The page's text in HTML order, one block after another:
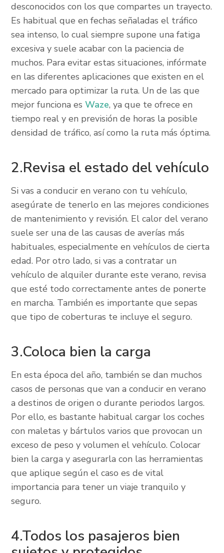
desconocidos con los que compartes un trayecto.
Es habitual que en fechas señaladas el tráfico
sea intenso, lo cual siempre supone una fatiga
excesiva y suele acabar con la paciencia de
muchos. Para evitar estas situaciones, infórmate
en las diferentes aplicaciones que existen en el
mercado para optimizar la ruta. Un de las que
mejor funciona esWaze, ya que te ofrece en
tiempo real y en previsión de horas la posible
densidad de tráfico, así como la ruta más óptima.
2.Revisa el estado del vehículo
Si vas a conducir en verano con tu vehículo,
asegúrate de tenerlo en las mejores condiciones
de mantenimiento y revisión. El calor del verano
suele ser una de las causas de averías más
habituales, especialmente en vehículos de cierta
edad. Por otro lado, si vas a contratar un
vehículo de alquiler durante este verano, revisa
que esté todo correctamente antes de ponerte
en marcha. También es importante que sepas
que tipo de coberturas te incluye el seguro.
3.Coloca bien la carga
En esta época del año, también se dan muchos
casos de personas que van a conducir en verano
a destinos de origen o durante periodos largos.
Por ello, es bastante habitual cargar los coches
con maletas y bártulos varios que provocan un
exceso de peso y volumen el vehículo. Colocar
bien la carga y asegurarla con las herramientas
que aplique según el caso es de vital
importancia para tener un viaje tranquilo y
seguro.
4.Todos los pasajeros bien